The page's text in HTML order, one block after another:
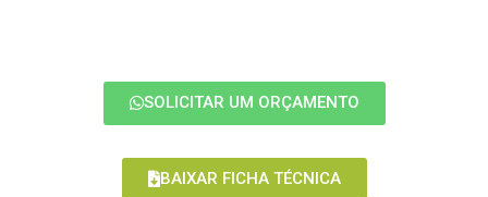
SOLICITAR UM ORÇAMENTO
BAIXAR FICHA TÉCNICA